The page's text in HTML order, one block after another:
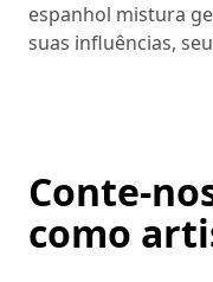
espanhol mistura
suas influências,
Conte-
como